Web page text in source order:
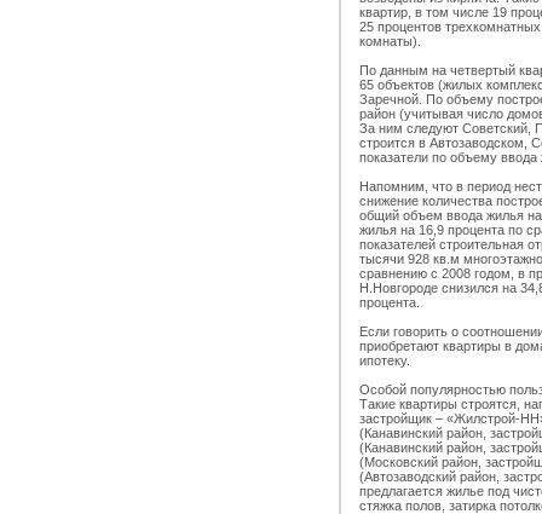
квартир, в том числе 19
25 процентов
комнаты).
По данным на четвертый
65 объектов (жилых
Заречной. По объему
район (учитывая число
За ним следуют Советский,
строится в Автозаводском,
показатели по объему
Напомним, что в период
снижение количества
общий объем ввода жилья на
жилья на 16,9 процента по
показателей строительная
тысячи 928 кв.м
сравнению с 2008 годом, в
Н.Новгороде снизился на
процента.
Если говорить о
приобретают квартиры в
ипотеку.
Особой популярностью
Такие квартиры строятся,
застройщик – «Жилстрой-
(Канавинский район,
(Канавинский район,
(Московский район,
(Автозаводский район,
предлагается жилье под
стяжка полов, затирка